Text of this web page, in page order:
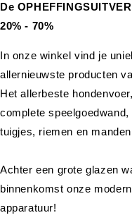
De
20% - 70%
In onze winkel vind je
allernieuwste producten
Het allerbeste
complete
tuigjes, riemen en
Achter een grote glazen
binnenkomst onze
apparatuur!